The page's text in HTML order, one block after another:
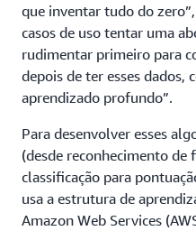
que inventar tudo do
casos de uso tentar uma
rudimentar primeiro para
depois de ter esses dados,
aprendizado profundo”.
Para desenvolver esses
(desde reconhecimento de
classificação para
usa a estrutura de
Amazon Web Services